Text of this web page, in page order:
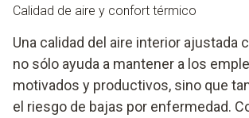
Calidad de aire y confort térmico
Una calidad del aire interior ajustada
no sólo ayuda a mantener a los
motivados y productivos, sino que
el riesgo de bajas por enfermedad.